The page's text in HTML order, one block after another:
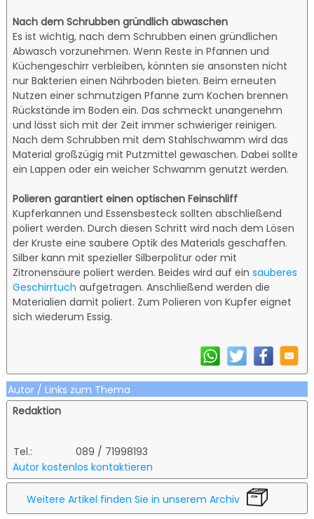
Nach dem Schrubben gründlich abwaschen
Es ist wichtig, nach dem Schrubben einen gründlichen
Abwasch vorzunehmen. Wenn Reste in Pfannen und
Küchengeschirr verbleiben, könnten sie ansonsten nicht
nur Bakterien einen Nährboden bieten. Beim erneuten
Nutzen einer schmutzigen Pfanne zum Kochen brennen
Rückstände im Boden ein. Das schmeckt unangenehm
und lässt sich mit der Zeit immer schwieriger reinigen.
Nach dem Schrubben mit dem Stahlschwamm wird das
Material großzügig mit Putzmittel gewaschen. Dabei sollte
ein Lappen oder ein weicher Schwamm genutzt werden.
Polieren garantiert einen optischen Feinschliff
Kupferkannen und Essensbesteck sollten abschließend
poliert werden. Durch diesen Schritt wird nach dem Lösen
der Kruste eine saubere Optik des Materials geschaffen.
Silber kann mit spezieller Silberpolitur oder mit
Zitronensäure poliert werden. Beides wird auf ein sauberes
Geschirrtuch aufgetragen. Anschließend werden die
Materialien damit poliert. Zum Polieren von Kupfer eignet
sich wiederum Essig.
Autor / Links zum Thema
Redaktion
Tel.:
089 / 71998193
Autor kostenlos kontaktieren
Weitere Artikel finden Sie in unserem Archiv